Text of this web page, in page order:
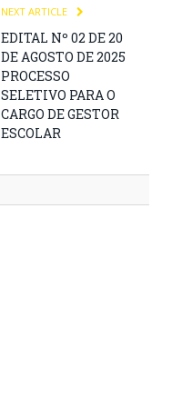
NEXT ARTICLE
EDITAL Nº 02 DE 20
DE AGOSTO DE 2025
PROCESSO
SELETIVO PARA O
CARGO DE GESTOR
ESCOLAR